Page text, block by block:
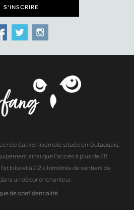
récréative hivernale située en Outaouais,
ainsi que l'accès à plus de 28
bike et à 2.2 kilomètres de sentiers de
un décor enchanteur.
de confidentialité